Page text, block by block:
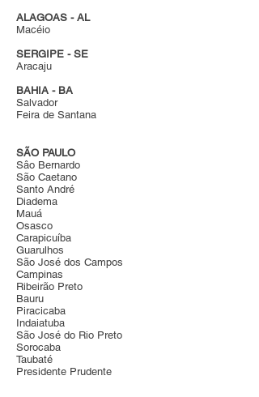
ALAGOAS - AL
Macéio
SERGIPE - SE
Aracaju
BAHIA - BA
Salvador
Feira de Santana
SÃO PAULO
Sâo Bernardo
São Caetano
Santo André
Diadema
Mauá
Osasco
Carapicuíba
Guarulhos
São José dos Campos
Campinas
Ribeirão Preto
Bauru
Piracicaba
Indaiatuba
São José do Rio Preto
Sorocaba
Taubaté
Presidente Prudente